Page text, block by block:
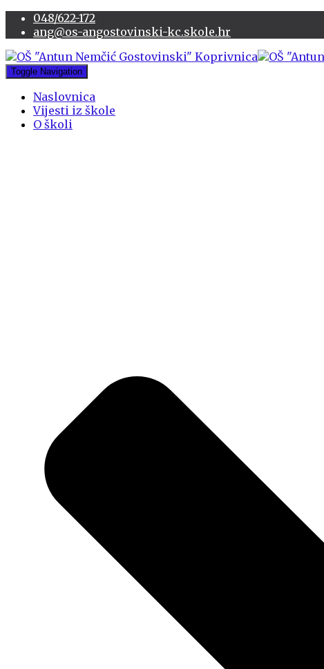
048/622-172
ang@os-angostovinski-kc.skole.hr
Toggle Navigation
Naslovnica
Vijesti iz škole
O školi